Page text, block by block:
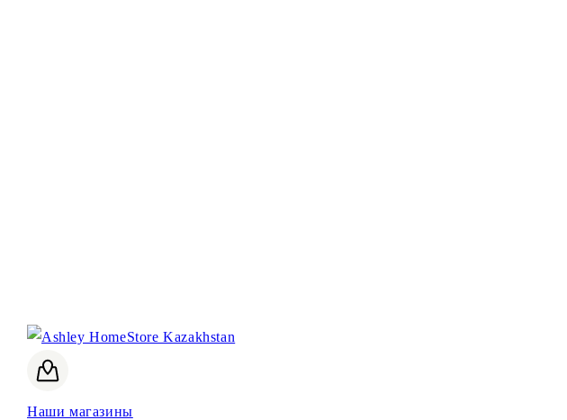
Наши магазины